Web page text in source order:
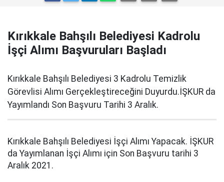
Kırıkkale Bahşılı Belediyesi Kadrolu
İşçi Alımı Başvuruları Başladı
Kırıkkale Bahşılı Belediyesi 3 Kadrolu Temizlik
Görevlisi Alımı Gerçekleştireceğini Duyurdu.İŞKUR da
Yayımlandı Son Başvuru Tarihi 3 Aralık.
Kırıkkale Bahşılı Belediyesi İşçi Alımı Yapacak. İŞKUR
da Yayımlanan İşçi Alımı için Son Başvuru tarihi 3
Aralık 2021.